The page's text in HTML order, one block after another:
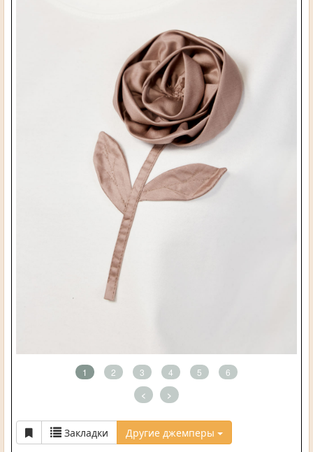
1 2 3 4 5 6
< >
Закладки Другие джемперы